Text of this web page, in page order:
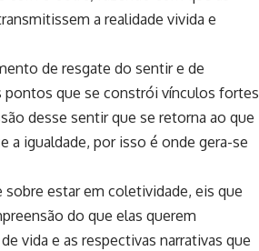
a realidade vivida e
de resgate do sentir e de
pontos que se constrói vínculos fortes
desse sentir que se retorna ao que
a igualdade, por isso é onde gera-se
estar em coletividade, eis que
do que elas querem
vida e as respectivas narrativas que